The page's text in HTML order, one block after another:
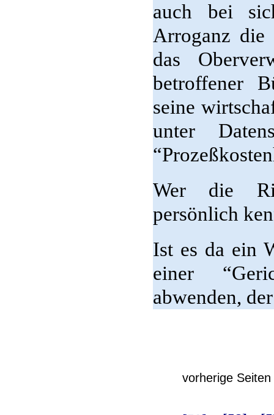
auch bei
Arroganz
das
betroffener
seine
unter
Wer die
persönlich
Ist es da ein
einer
abwenden,
vorherige Seiten